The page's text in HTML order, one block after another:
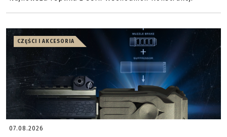
CZĘŚCI I AKCESORIA
07.08.2026